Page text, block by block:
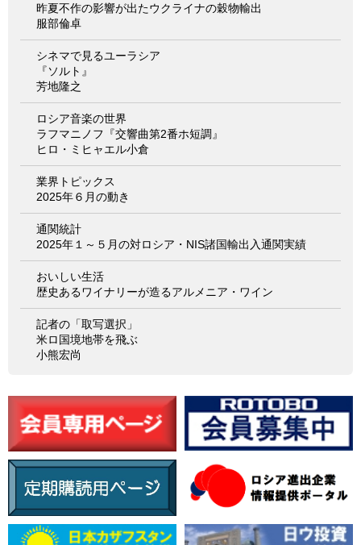
昨夏不作の影響が出たウクライナの穀物輸出
服部倫卓
シネマで見るユーラシア
『ソルト』
芳地隆之
ロシア音楽の世界
ラフマニノフ『交響曲第2番ホ短調』
ヒロ・ミヒャエル小倉
業界トピックス
2025年６月の動き
通関統計
2025年１～５月の対ロシア・NIS諸国輸出入通関実績
おいしい生活
歴史あるワイナリーが造るアルメニア・ワイン
記者の「取写選択」
米ロ国境地帯を飛ぶ
小熊宏尚